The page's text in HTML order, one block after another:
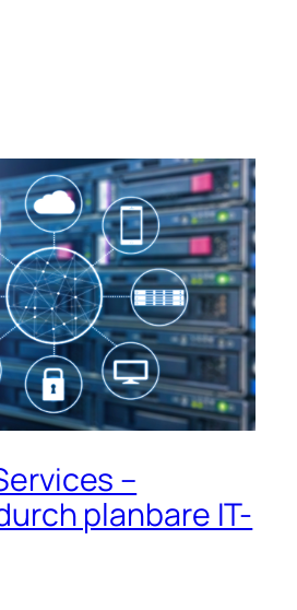
–
planbare IT-